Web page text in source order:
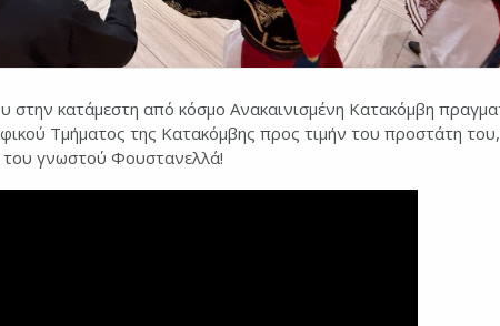
στην κατάμεστη από κόσμο Ανακαινισμένη Κατακόμβη
Τμήματος της Κατακόμβης προς τιμήν του προστάτη
γνωστού Φουστανελλά!